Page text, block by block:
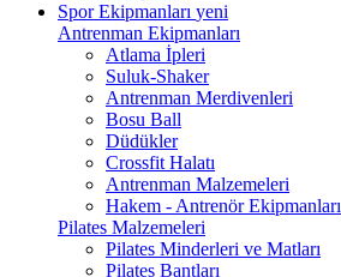
Spor Ekipmanları yeni
Antrenman Ekipmanları
Atlama İpleri
Suluk-Shaker
Antrenman Merdivenleri
Bosu Ball
Düdükler
Crossfit Halatı
Antrenman Malzemeleri
Hakem - Antrenör Ekipmanları
Pilates Malzemeleri
Pilates Minderleri ve Matları
Pilates Bantları